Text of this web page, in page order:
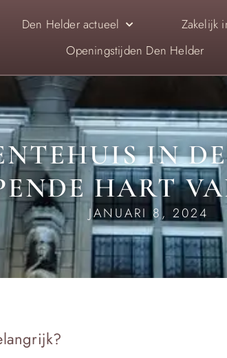
Den Helder actueel Zakelijk
Openingstijden Den Helder
IN
HART
JANUARI 8, 2024